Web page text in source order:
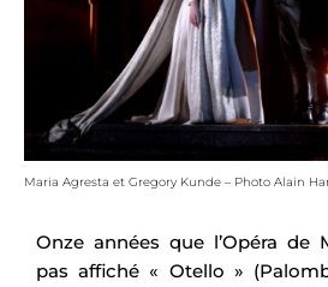
Maria Agresta et Gregory Kunde – Photo Alain
Onze années que l’Opéra de
pas affiché « Otello »